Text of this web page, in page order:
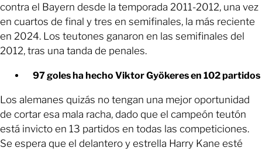
contra el Bayern desde la temporada 2011-2012, una vez
en cuartos de final y tres en semifinales, la más reciente
en 2024. Los teutones ganaron en las semifinales del
2012, tras una tanda de penales.
97 goles ha hecho Viktor Gyökeres en 102 partidos
Los alemanes quizás no tengan una mejor oportunidad
de cortar esa mala racha, dado que el campeón teutón
está invicto en 13 partidos en todas las competiciones.
Se espera que el delantero y estrella Harry Kane esté